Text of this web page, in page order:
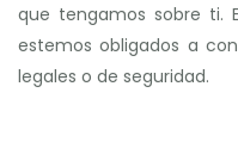
que tengamos sobre ti.
estemos obligados a
legales o de seguridad.